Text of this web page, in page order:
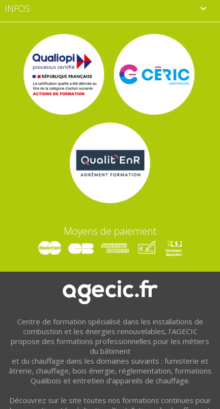
INFOS 
Moyens de paiement
Centre de formation spécialisé dans les installations de
combustion et les énergies renouvelables, l'AGECIC
propose des formations professionnelles pour les métiers
du bâtiment
et du chauffage dans les domaines suivants : fumisterie et
âtrerie, chauffage, bois énergie, réglementation, formations
Qualibois et entretien d'appareils de chauffage.
Découvrez sur le site toutes nos formations continues pour